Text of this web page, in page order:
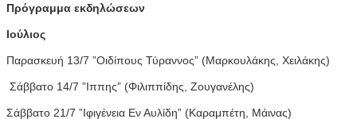
Πρόγραμμα εκδηλώσεων
Ιούλιος
Παρασκευή 13/7 ”Οιδίπους Τύραννος” (Μαρκουλάκης, Χειλάκης)
Σάββατο 14/7 ”Ιππης” (Φιλιππίδης, Ζουγανέλης)
Σάββατο 21/7 ”Ιφιγένεια Εν Αυλίδη” (Καραμπέτη, Μάινας)